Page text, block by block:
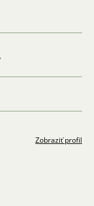
Zobraziť profil